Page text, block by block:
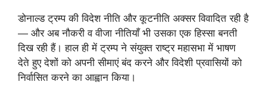
डोनाल्ड ट्रम्प की विदेश नीति और कूटनीति अक्सर विवादित रही है
— और अब नौकरी व वीजा नीतियाँ भी उसका एक हिस्सा बनती
दिख रही हैं। हाल ही में ट्रम्प ने संयुक्त राष्ट्र महासभा में भाषण
देते हुए देशों को अपनी सीमाएं बंद करने और विदेशी प्रवासियों को
निर्वासित करने का आह्वान किया।